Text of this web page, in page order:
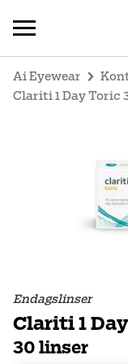
Ai Eyewear
Clariti 1 Day Toric
Endagslinser
Clariti 1
30 linser